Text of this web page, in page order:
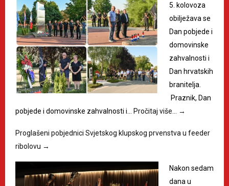
5. kolovoza
obilježava se
Dan pobjede i
domovinske
zahvalnosti i
Dan hrvatskih
branitelja.
Praznik, Dan
pobjede i domovinske zahvalnosti i…
Pročitaj više… →
Proglašeni pobjednici Svjetskog klupskog prvenstva u feeder
ribolovu →
Nakon sedam
dana u